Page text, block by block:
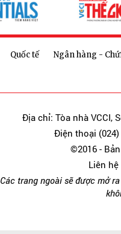
Quốc tế Ngân hàng -
Địa chỉ: Tòa nhà VCCI,
Điện thoại
©2016 -
Liên
Các trang ngoài sẽ được mở